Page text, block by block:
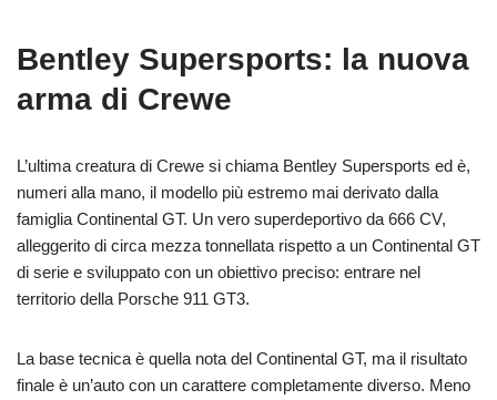
Bentley Supersports: la nuova
arma di Crewe
L’ultima creatura di Crewe si chiama Bentley Supersports ed è,
numeri alla mano, il modello più estremo mai derivato dalla
famiglia Continental GT. Un vero superdeportivo da 666 CV,
alleggerito di circa mezza tonnellata rispetto a un Continental GT
di serie e sviluppato con un obiettivo preciso: entrare nel
territorio della Porsche 911 GT3.
La base tecnica è quella nota del Continental GT, ma il risultato
finale è un’auto con un carattere completamente diverso. Meno